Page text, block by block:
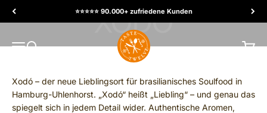
⭐️⭐️⭐️⭐️⭐️ 90.000+ zufriedene Kunden
MENU
Search
TasteTwelve
Cart
Xodó – der neue Lieblingsort für brasilianisches Soulfood in
Hamburg-Uhlenhorst. „Xodó“ heißt „Liebling“ – und genau das
spiegelt sich in jedem Detail wider. Authentische Aromen,